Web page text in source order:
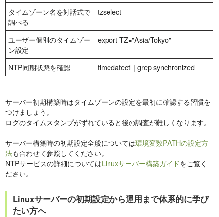
タイムゾーン名を対話式で
調べる
tzselect
ユーザー個別のタイムゾー
ン設定
export TZ="Asia/Tokyo"
NTP同期状態を確認 timedatectl | grep synchronized
サーバー初期構築時はタイムゾーンの設定を最初に確認する習慣を
つけましょう。
ログのタイムスタンプがずれていると後の調査が難しくなります。
サーバー構築時の初期設定全般については環境変数PATHの設定方
法も合わせて参照してください。
NTPサービスの詳細についてはLinuxサーバー構築ガイドをご覧く
ださい。
Linuxサーバーの初期設定から運用まで体系的に学び
たい方へ